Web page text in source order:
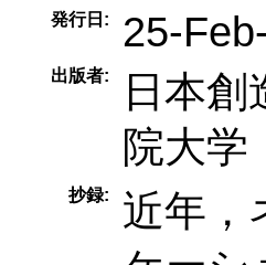
発行日: 25-
出版者:
日本
院大学
抄録:
近年，